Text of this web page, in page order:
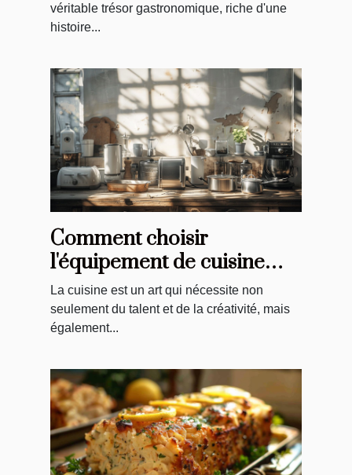
véritable trésor gastronomique, riche d'une
histoire...
Comment choisir
l'équipement de cuisine
idéal pour vos recettes
La cuisine est un art qui nécessite non
seulement du talent et de la créativité, mais
également...